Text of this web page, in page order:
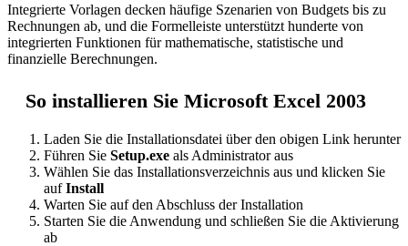
Integrierte Vorlagen decken häufige Szenarien von Budgets bis zu
Rechnungen ab, und die Formelleiste unterstützt hunderte von
integrierten Funktionen für mathematische, statistische und
finanzielle Berechnungen.
So installieren Sie Microsoft Excel 2003
Laden Sie die Installationsdatei über den obigen Link herunter
Führen Sie Setup.exe als Administrator aus
Wählen Sie das Installationsverzeichnis aus und klicken Sie
aufInstall
Warten Sie auf den Abschluss der Installation
Starten Sie die Anwendung und schließen Sie die Aktivierung
ab